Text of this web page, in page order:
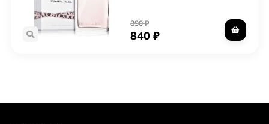
890₽
840 ₽